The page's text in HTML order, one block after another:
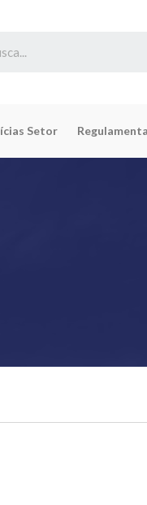
Setor